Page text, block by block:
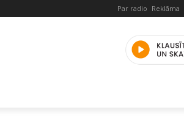
Par radio Reklāma